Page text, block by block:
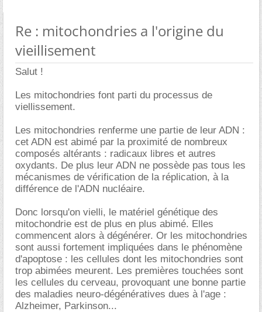
Re : mitochondries a l'origine du
vieillisement
Salut !
Les mitochondries font parti du processus de
viellissement.
Les mitochondries renferme une partie de leur ADN :
cet ADN est abimé par la proximité de nombreux
composés altérants : radicaux libres et autres
oxydants. De plus leur ADN ne possède pas tous les
mécanismes de vérification de la réplication, à la
différence de l'ADN nucléaire.
Donc lorsqu'on vielli, le matériel génétique des
mitochondrie est de plus en plus abimé. Elles
commencent alors à dégénérer. Or les mitochondries
sont aussi fortement impliquées dans le phénomène
d'apoptose : les cellules dont les mitochondries sont
trop abimées meurent. Les premières touchées sont
les cellules du cerveau, provoquant une bonne partie
des maladies neuro-dégénératives dues à l'age :
Alzheimer, Parkinson...